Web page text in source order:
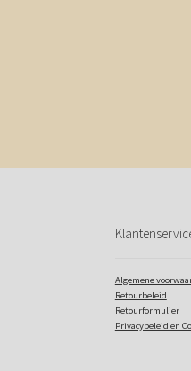
Algemene
Retourbeleid
Retourformulier
Privacybeleid en